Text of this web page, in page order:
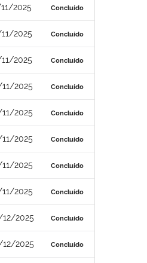
2025 Concluído
2025 Concluído
2025 Concluído
2025 Concluído
2025 Concluído
2025 Concluído
2025 Concluído
2025 Concluído
2025 Concluído
2025 Concluído